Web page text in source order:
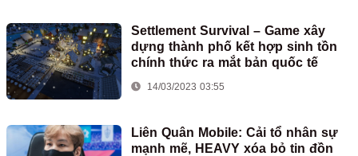
Settlement Survival – Game xây
dựng thành phố kết hợp sinh tồn
chính thức ra mắt bản quốc tế
14/03/2023 03:55
Liên Quân Mobile: Cải tổ nhân sự
mạnh mẽ, HEAVY xóa bỏ tin đồn